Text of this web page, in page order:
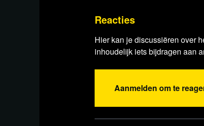
Reacties
Hier kan je discussiëren over
inhoudelijk iets bijdragen aan
Aanmelden om te